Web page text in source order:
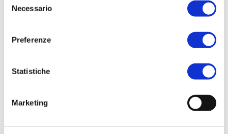
delNecessario
Preferenze
Statistiche
Marketing
sicurezza SIL2.